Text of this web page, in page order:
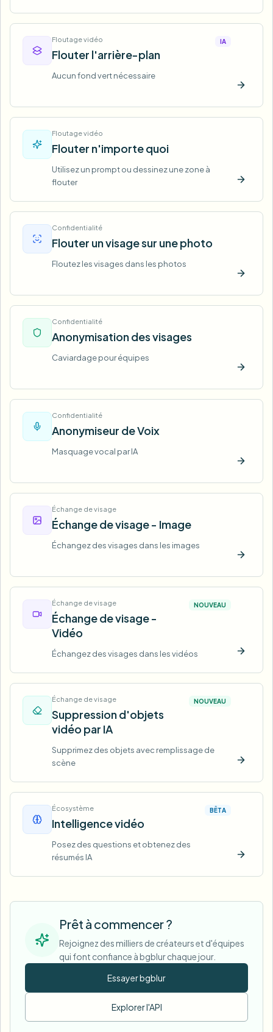
Floutage vidéo
Flouter l'arrière-plan
IA
Aucun fond vert nécessaire
Floutage vidéo
Flouter n'importe quoi
Utilisez un prompt ou dessinez une zone à
flouter
Confidentialité
Flouter un visage sur une photo
Floutez les visages dans les photos
Confidentialité
Anonymisation des visages
Caviardage pour équipes
Confidentialité
Anonymiseur de Voix
Masquage vocal par IA
Échange de visage
Échange de visage - Image
Échangez des visages dans les images
Échange de visage
Échange de visage -
Vidéo
NOUVEAU
Échangez des visages dans les vidéos
Échange de visage
Suppression d'objets
vidéo par IA
NOUVEAU
Supprimez des objets avec remplissage de
scène
Écosystème
Intelligence vidéo
BÊTA
Posez des questions et obtenez des
résumés IA
Prêt à commencer ?
Rejoignez des milliers de créateurs et d'équipes
qui font confiance à bgblur chaque jour.
Essayer bgblur
Explorer l'API